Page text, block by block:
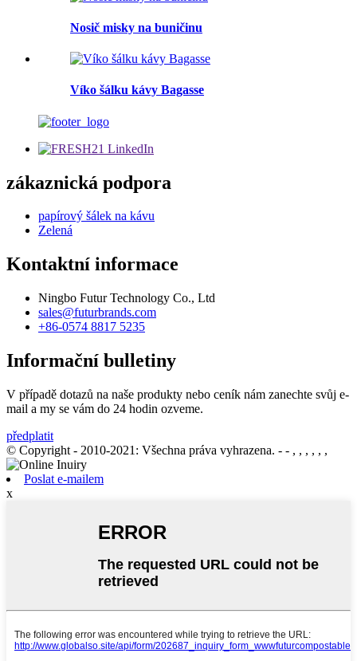
Nosič misky na buničinu
Víko šálku kávy Bagasse
zákaznická podpora
papírový šálek na kávu
Zelená
Kontaktní informace
Ningbo Futur Technology Co., Ltd
sales@futurbrands.com
+86-0574 8817 5235
Informační bulletiny
V případě dotazů na naše produkty nebo ceník nám zanechte svůj e-
mail a my se vám do 24 hodin ozveme.
předplatit
© Copyright - 2010-2021: Všechna práva vyhrazena. - - , , , , , ,
Poslat e-mailem
x